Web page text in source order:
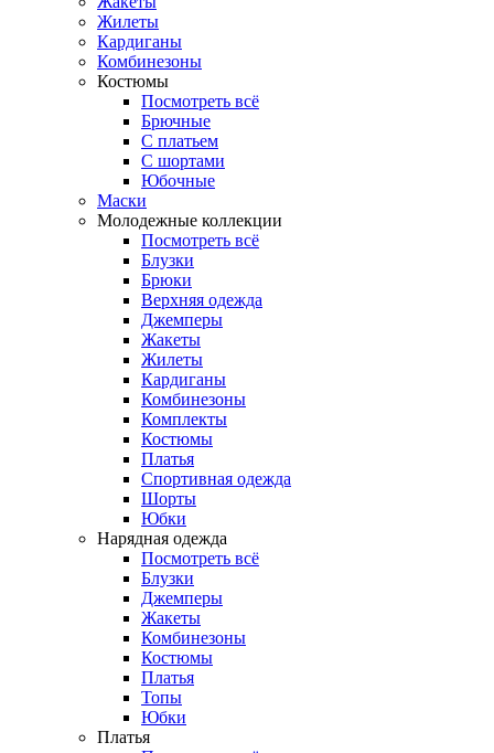
Жилеты
Кардиганы
Комбинезоны
Костюмы
Посмотреть всё
Брючные
С платьем
С шортами
Юбочные
Маски
Молодежные коллекции
Посмотреть всё
Блузки
Брюки
Верхняя одежда
Джемперы
Жакеты
Жилеты
Кардиганы
Комбинезоны
Комплекты
Костюмы
Платья
Спортивная одежда
Шорты
Юбки
Нарядная одежда
Посмотреть всё
Блузки
Джемперы
Жакеты
Комбинезоны
Костюмы
Платья
Топы
Юбки
Платья